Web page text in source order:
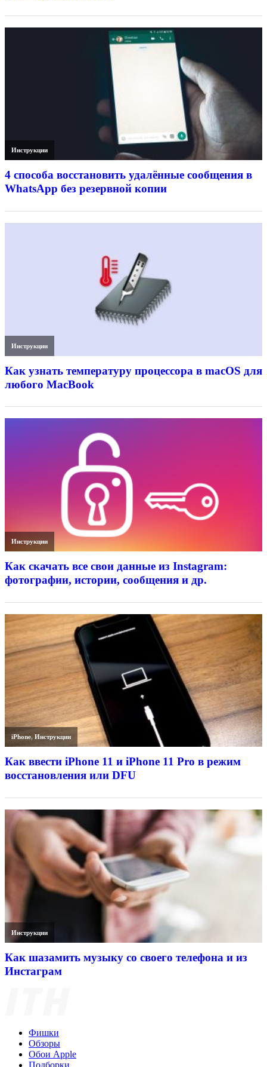
Инструкции
4 способа восстановить удалённые сообщения в
WhatsApp без резервной копии
Инструкции
Как узнать температуру процессора в macOS для
любого MacBook
Инструкции
Как скачать все свои данные из Instagram:
фотографии, истории, сообщения и др.
iPhone,Инструкции
Как ввести iPhone 11 и iPhone 11 Pro в режим
восстановления или DFU
Инструкции
Как шазамить музыку со своего телефона и из
Инстаграм
Фишки
Обзоры
Обои Apple
Подборки